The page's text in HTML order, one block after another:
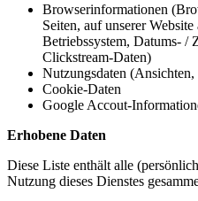
Browserinformationen
Seiten, auf unserer
Betriebssystem, Datums- /
Clickstream-Daten)
Nutzungsdaten
Cookie-Daten
Google Accout-
Erhobene Daten
Diese Liste enthält alle
Nutzung dieses Dienstes